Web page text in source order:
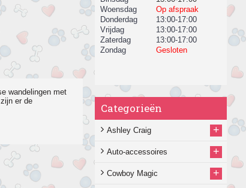
Woensdag
Op afspraak
Donderdag
13:00-17:00
Vrijdag
13:00-17:00
Zaterdag
13:00-17:00
Zondag
Gesloten
Categorieën
Ashley Craig +
Auto-accessoires +
Cowboy Magic +
wandelingen met
er de